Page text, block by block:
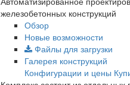
железобетонных конструкций
Обзор
Новые возможности
Файлы для загрузки
Галерея конструкций
Конфигурации и цены